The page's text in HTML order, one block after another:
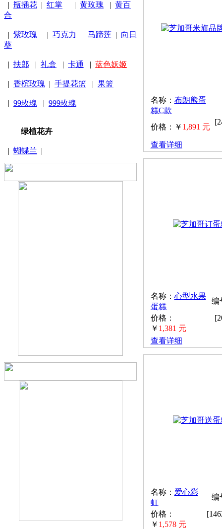
| 瓶插花 | 红掌 | 黄玫瑰 | 黄百
合
| 紫玫瑰 | 巧克力 | 马蹄莲 | 向日
葵
| 扶郎 | 礼盒 | 卡通 | 蓝色妖姬
| 香槟玫瑰 | 手提花篮 | 果篮
| 99玫瑰 | 999玫瑰
绿植花卉
| 蝴蝶兰 |
名称： 布朗熊蛋
糕C款
价格：￥ 1,891 元
查看详细
名称： 心型水果
蛋糕
编
价格：
￥ 1,381 元
查看详细
名称： 爱心彩
虹
编
价格：
￥ 1,578 元